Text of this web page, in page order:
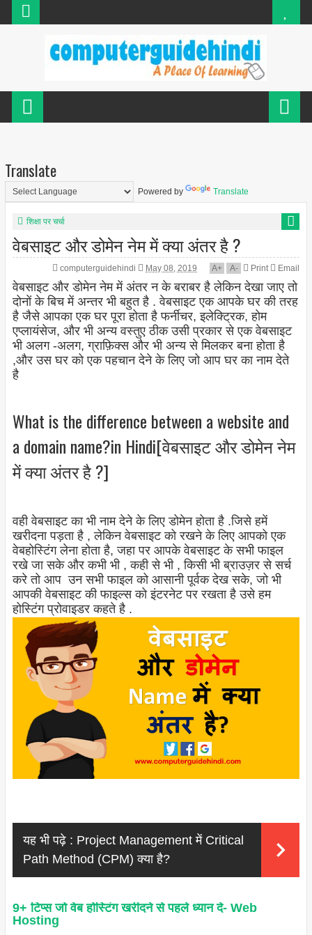
Translate
Powered by Translate
शिक्षा पर चर्चा
वेबसाइट और डोमेन नेम में क्या अंतर है ?
computerguidehindi May 08, 2019 A+ A- Print Email
वेबसाइट और डोमेन नेम में अंतर न के बराबर है लेकिन देखा जाए तो
दोनों के बिच में अन्तर भी बहुत है . वेबसाइट एक आपके घर की तरह
है जैसे आपका एक घर पूरा होता है फर्नीचर, इलेक्ट्रिक, होम
एप्लायंसेज, और भी अन्य वस्तुए ठीक उसी प्रकार से एक वेबसाइट
भी अलग -अलग, ग्राफ़िक्स और भी अन्य से मिलकर बना होता है
,और उस घर को एक पहचान देने के लिए जो आप घर का नाम देते
है
What is the difference between a website and
a domain name?in Hindi[वेबसाइट और डोमेन नेम
में क्या अंतर है ?]
वही वेबसाइट का भी नाम देने के लिए डोमेन होता है .जिसे हमें
खरीदना पड़ता है , लेकिन वेबसाइट को रखने के लिए आपको एक
वेबहोस्टिंग लेना होता है, जहा पर आपके वेबसाइट के सभी फाइल
रखे जा सके और कभी भी , कही से भी , किसी भी ब्राउज़र से सर्च
करे तो आप उन सभी फाइल को आसानी पूर्वक देख सके, जो भी
आपकी वेबसाइट की फाइल्स को इंटरनेट पर रखता है उसे हम
होस्टिंग प्रोवाइडर कहते है .
यह भी पढ़े : Project Management में Critical
Path Method (CPM) क्या है?
9+ टिप्स जो वेब होस्टिंग खरीदने से पहले ध्यान दे- Web
Hosting